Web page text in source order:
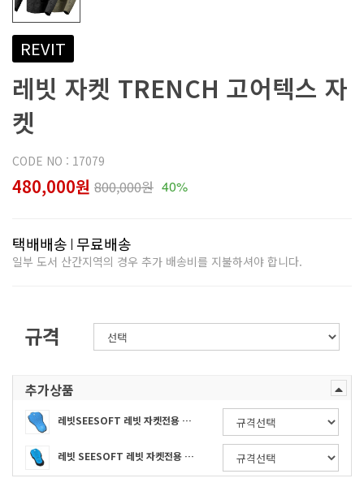
REVIT
레빗 자켓 TRENCH 고어텍스 자
켓
CODE NO : 17079
480,000원 800,000원 40%
택배배송 무료배송
일부 도서 산간지역의 경우 추가 배송비를 지불하셔야 합니다.
규격
추가상품
레빗SEESOFT 레빗 자켓전용 등보호대
레빗 SEESOFT 레빗 자켓전용 등보호대 AIR